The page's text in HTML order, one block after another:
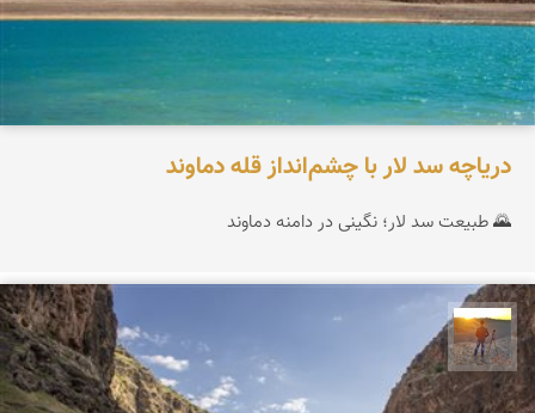
دریاچه سد لار با چشم‌انداز قله دماوند
🌄 طبیعت سد لار؛ نگینی در دامنه دماوند
مهدی مخلصیان